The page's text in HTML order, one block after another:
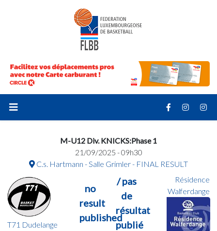
M-U12 Div. KNICKS:Phase 1
21/09/2025 - 09h30
C.s. Hartmann - Salle Grimler - FINAL RESULT
T71 Dudelange
no
result
published
/ pas
de
résultat
publié
Résidence
Walferdange